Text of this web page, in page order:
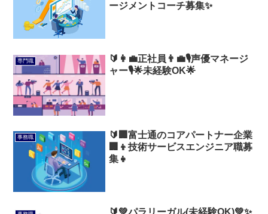
ージメントコーチ募集✨
専門職
🔰👩‍💼正社員👨‍💼🎙️声優マネージ
ャー🎙️🌟未経験OK🌟
事務職
🔰🏢富士通のコアパートナー企業
🏢👦技術サービスエンジニア職募
集👧
🔰💚パラリーガル(未経験OK)💚✨